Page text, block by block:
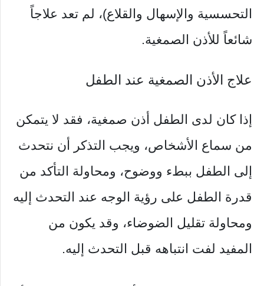
التحسسية والإسهال والقلاع)، لم تعد علاجاً
شائعاً للأذن الصمغية.
علاج الأذن الصمغية عند الطفل
إذا كان لدى الطفل أذن صمغية، فقد لا يتمكن
من سماع الأشخاص، ويجب التذكر أن نتحدث
إلى الطفل ببطء ووضوح، ومحاولة التأكد من
قدرة الطفل على رؤية الوجه عند التحدث إليه
ومحاولة تقليل الضوضاء، وقد يكون من
المفيد لفت انتباهه قبل التحدث إليه.